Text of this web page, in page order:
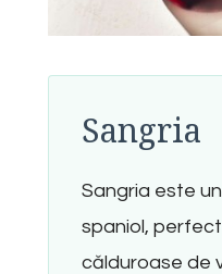
Sangria
Sangria este
spaniol,
călduroase de